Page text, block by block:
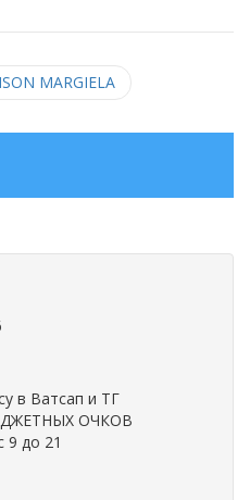
MARGIELA
в Ватсап и ТГ
ОЧКОВ
9 до 21